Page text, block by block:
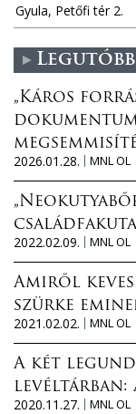
Gyula, Petőfi tér 2.
„Káros
2026.01.28.
MNL OL
2022.02.09.
MNL OL
Amiről
szürke
2021.02.02.
MNL OL
A két
levéltárban:
2020.11.27.
MNL OL